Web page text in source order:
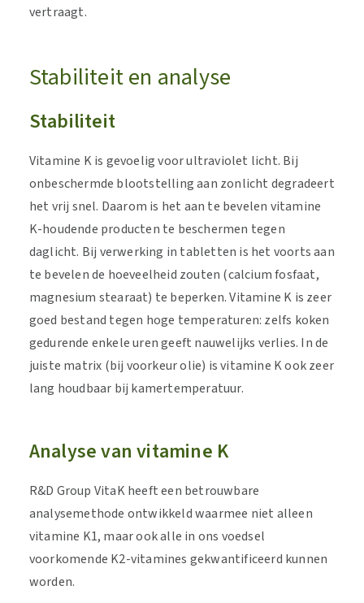
vertraagt.
Stabiliteit en analyse
Stabiliteit
Vitamine K is gevoelig voor ultraviolet licht. Bij
onbeschermde blootstelling aan zonlicht degradeert
het vrij snel. Daarom is het aan te bevelen vitamine
K-houdende producten te beschermen tegen
daglicht. Bij verwerking in tabletten is het voorts aan
te bevelen de hoeveelheid zouten (calcium fosfaat,
magnesium stearaat) te beperken. Vitamine K is zeer
goed bestand tegen hoge temperaturen: zelfs koken
gedurende enkele uren geeft nauwelijks verlies. In de
juiste matrix (bij voorkeur olie) is vitamine K ook zeer
lang houdbaar bij kamertemperatuur.
Analyse van vitamine K
R&D Group VitaK heeft een betrouwbare
analysemethode ontwikkeld waarmee niet alleen
vitamine K1, maar ook alle in ons voedsel
voorkomende K2-vitamines gekwantificeerd kunnen
worden.